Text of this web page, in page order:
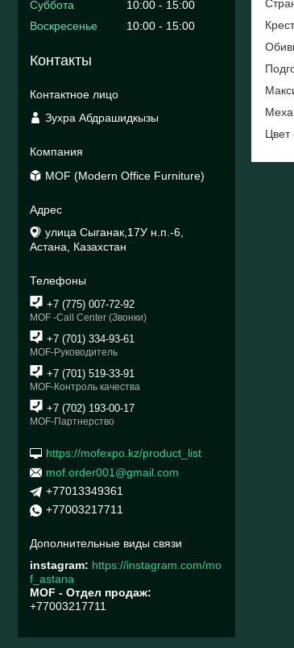
Суббота
10:00
15:00
Воскресенье
10:00 15:00
Контакты
Зухра Абдрашидкызы
MOF (Modern Office Furniture)
улица Сыганак,17У н.п.-6,
Астана, Казахстан
+7 (775) 007-72-92
MOF -Call Center (Звонки)
+7 (701) 334-93-61
MOF-Руководитель
+7 (701) 519-33-91
MOF-Контроль качества
+7 (702) 193-00-17
MOF-Партнерство
https://mofexpo.kz/product_list
mof.order001@gmail.com
+77013349361
+77003217711
instagram
https://instagram.com/mo
f_astana
MOF - Отдел продаж
+77003217711